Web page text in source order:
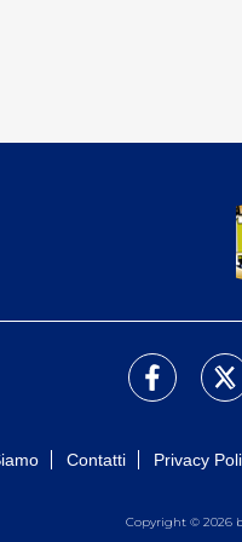
Contatti Privacy
Copyright © 2026